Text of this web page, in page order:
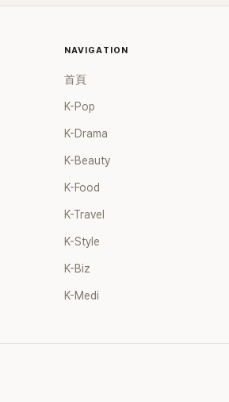
NAVIGATION
首頁
K-Pop
K-Drama
K-Beauty
K-Food
K-Travel
K-Style
K-Biz
K-Medi